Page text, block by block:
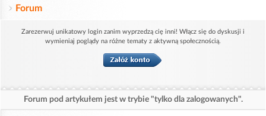
Forum
Zarezerwuj unikatowy login zanim wyprzedzą cię inni! Włącz się do dyskusji i
wymieniaj poglądy na różne tematy z aktywną społecznością.
Forum pod artykułem jest w trybie "tylko dla zalogowanych".